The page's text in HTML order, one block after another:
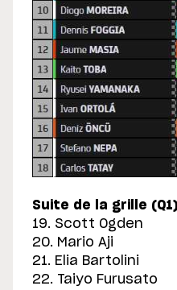
Suite de la grille
19. Scott Ogden
20. Mario Aji
21. Elia Bartolini
22. Taiyo Furusato